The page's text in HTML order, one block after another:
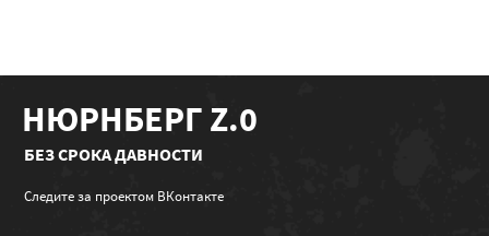
НЮРНБЕРГ Z.0
БЕЗ СРОКА ДАВНОСТИ
Следите за проектом ВКонтакте